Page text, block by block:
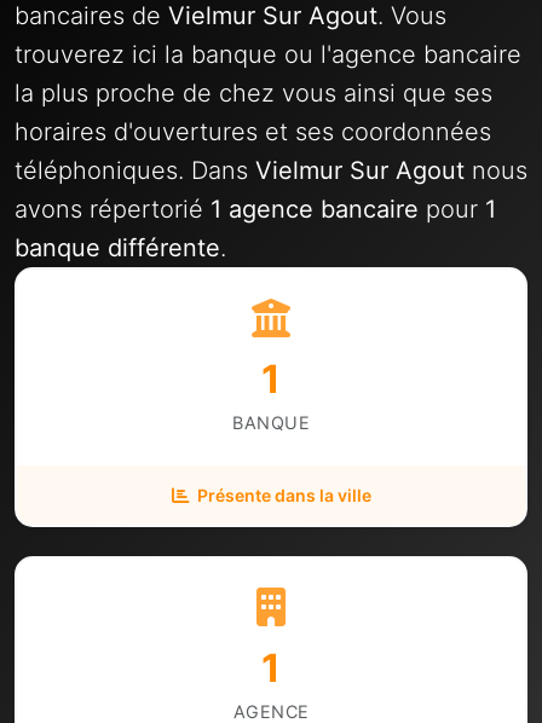
bancaires de Vielmur Sur Agout. Vous
trouverez ici la banque ou l'agence bancaire
la plus proche de chez vous ainsi que ses
horaires d'ouvertures et ses coordonnées
téléphoniques. Dans Vielmur Sur Agout nous
avons répertorié 1 agence bancaire pour 1
banque différente.
1
BANQUE
Présente dans la ville
1
AGENCE